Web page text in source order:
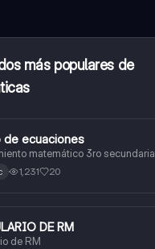
funciones.
más populares de
de ecuaciones
matemático 3ro secundaria
1,231 20
DE RM
de RM